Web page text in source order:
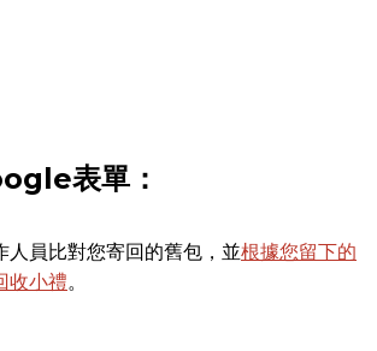
表單：
人員比對您寄回的舊包，並根據您留下的
收小禮。